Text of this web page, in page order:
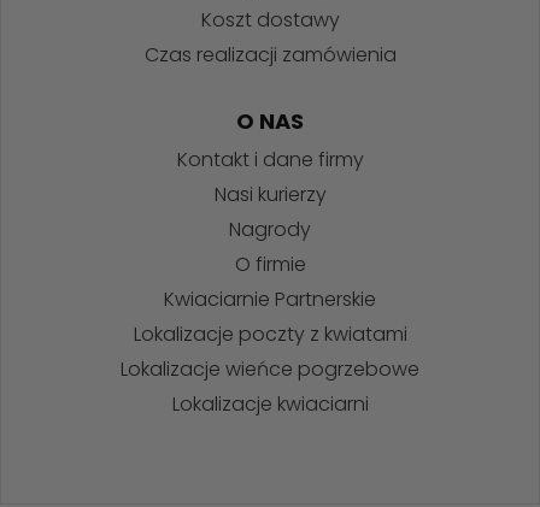
Koszt dostawy
Czas realizacji zamówienia
O NAS
Kontakt i dane firmy
Nasi kurierzy
Nagrody
O firmie
Kwiaciarnie Partnerskie
Lokalizacje poczty z kwiatami
Lokalizacje wieńce pogrzebowe
Lokalizacje kwiaciarni